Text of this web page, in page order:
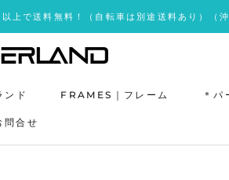
で送料無料！（自転車は別途送料あり）（
ド FRAMES｜フレーム ＊パ
合せ